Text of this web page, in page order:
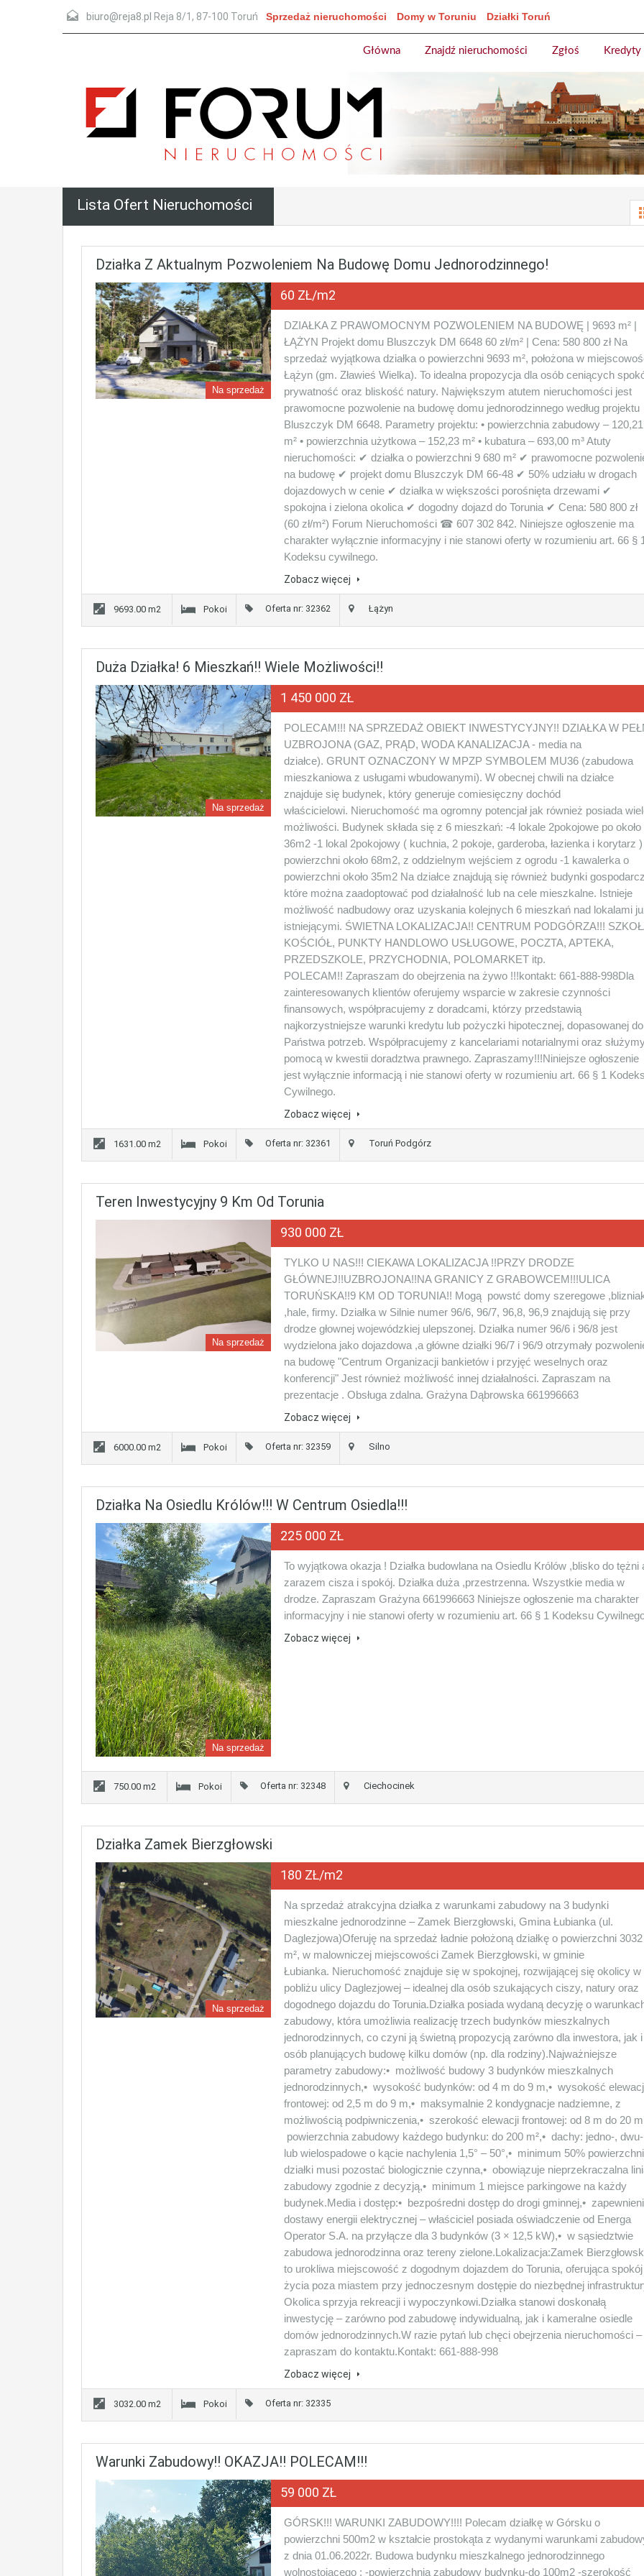
biuro@reja8.pl Reja 8/1 , 87-100 Toruń Sprzedaż nieruchomości Domy w Toruniu Działki Toruń
Główna Znajdź nieruchomości Zgłoś Kredyty
Lista Ofert Nieruchomości
Działka Z Aktualnym Pozwoleniem Na Budowę Domu Jednorodzinnego!
Na sprzedaż
60 ZŁ/m2
DZIAŁKA Z PRAWOMOCNYM POZWOLENIEM NA BUDOWĘ | 9693 m² |
ŁĄŻYN Projekt domu Bluszczyk DM 6648 60 zł/m² | Cena: 580 800 zł Na
sprzedaż wyjątkowa działka o powierzchni 9693 m², położona w
Łążyn (gm. Zławieś Wielka). To idealna propozycja dla osób ceniących
prywatność oraz bliskość natury. Największym atutem nieruchomości jest
prawomocne pozwolenie na budowę domu jednorodzinnego według projektu
Bluszczyk DM 6648. Parametry projektu: • powierzchnia zabudowy – 120,21
m² • powierzchnia użytkowa – 152,23 m² • kubatura – 693,00 m³ Atuty
nieruchomości: ✔ działka o powierzchni 9 680 m² ✔ prawomocne
na budowę ✔ projekt domu Bluszczyk DM 66-48 ✔ 50% udziału w drogach
dojazdowych w cenie ✔ działka w większości porośnięta drzewami ✔
spokojna i zielona okolica ✔ dogodny dojazd do Torunia ✔ Cena: 580 800 zł
(60 zł/m²) Forum Nieruchomości ☎ 607 302 842. Niniejsze ogłoszenie ma
charakter wyłącznie informacyjny i nie stanowi oferty w rozumieniu art. 66 §
Kodeksu cywilnego.
Zobacz więcej
9693.00 m2 Pokoi Oferta nr: 32362 Łążyn
Duża Działka! 6 Mieszkań!! Wiele Możliwości!!
Na sprzedaż
1 450 000 ZŁ
POLECAM!!! NA SPRZEDAŻ OBIEKT INWESTYCYJNY!! DZIAŁKA W
UZBROJONA (GAZ, PRĄD, WODA KANALIZACJA - media na
działce). GRUNT OZNACZONY W MPZP SYMBOLEM MU36 (zabudowa
mieszkaniowa z usługami wbudowanymi). W obecnej chwili na działce
znajduje się budynek, który generuje comiesięczny dochód
właścicielowi. Nieruchomość ma ogromny potencjał jak również posiada
możliwości. Budynek składa się z 6 mieszkań: -4 lokale 2pokojowe po około
36m2 -1 lokal 2pokojowy ( kuchnia, 2 pokoje, garderoba, łazienka i korytarz
powierzchni około 68m2, z oddzielnym wejściem z ogrodu -1 kawalerka o
powierzchni około 35m2 Na działce znajdują się również budynki
które można zaadoptować pod działalność lub na cele mieszkalne. Istnieje
możliwość nadbudowy oraz uzyskania kolejnych 6 mieszkań nad lokalami
istniejącymi. ŚWIETNA LOKALIZACJA!! CENTRUM PODGÓRZA!!!
KOŚCIÓŁ, PUNKTY HANDLOWO USŁUGOWE, POCZTA, APTEKA,
PRZEDSZKOLE, PRZYCHODNIA, POLOMARKET itp.
POLECAM!! Zapraszam do obejrzenia na żywo !!!kontakt: 661-888-998Dla
zainteresowanych klientów oferujemy wsparcie w zakresie czynności
finansowych, współpracujemy z doradcami, którzy przedstawią
najkorzystniejsze warunki kredytu lub pożyczki hipotecznej, dopasowanej do
Państwa potrzeb. Współpracujemy z kancelariami notarialnymi oraz
pomocą w kwestii doradztwa prawnego. Zapraszamy!!!Niniejsze ogłoszenie
jest wyłącznie informacją i nie stanowi oferty w rozumieniu art. 66 § 1
Cywilnego.
Zobacz więcej
1631.00 m2 Pokoi Oferta nr: 32361 Toruń Podgórz
Teren Inwestycyjny 9 Km Od Torunia
Na sprzedaż
930 000 ZŁ
TYLKO U NAS!!! CIEKAWA LOKALIZACJA !!PRZY DRODZE
GŁÓWNEJ!!UZBROJONA!!NA GRANICY Z GRABOWCEM!!!ULICA
TORUŃSKA!!9 KM OD TORUNIA!! Mogą powstć domy szeregowe
,hale, firmy. Działka w Silnie numer 96/6, 96/7, 96,8, 96,9 znajdują się przy
drodze głownej wojewódzkiej ulepszonej. Działka numer 96/6 i 96/8 jest
wydzielona jako dojazdowa ,a główne działki 96/7 i 96/9 otrzymały
na budowę "Centrum Organizacji bankietów i przyjęć weselnych oraz
konferencji" Jest również możliwość innej działalności. Zapraszam na
prezentacje . Obsługa zdalna. Grażyna Dąbrowska 661996663
Zobacz więcej
6000.00 m2 Pokoi Oferta nr: 32359 Silno
Działka Na Osiedlu Królów!!! W Centrum Osiedla!!!
Na sprzedaż
225 000 ZŁ
To wyjątkowa okazja ! Działka budowlana na Osiedlu Królów ,blisko do tężni
zarazem cisza i spokój. Działka duża ,przestrzenna. Wszystkie media w
drodze. Zapraszam Grażyna 661996663 Niniejsze ogłoszenie ma charakter
informacyjny i nie stanowi oferty w rozumieniu art. 66 § 1 Kodeksu
Zobacz więcej
750.00 m2 Pokoi Oferta nr: 32348 Ciechocinek
Działka Zamek Bierzgłowski
Na sprzedaż
180 ZŁ/m2
Na sprzedaż atrakcyjna działka z warunkami zabudowy na 3 budynki
mieszkalne jednorodzinne – Zamek Bierzgłowski, Gmina Łubianka (ul.
Daglezjowa)Oferuję na sprzedaż ładnie położoną działkę o powierzchni 3032
m², w malowniczej miejscowości Zamek Bierzgłowski, w gminie
Łubianka. Nieruchomość znajduje się w spokojnej, rozwijającej się okolicy w
pobliżu ulicy Daglezjowej – idealnej dla osób szukających ciszy, natury oraz
dogodnego dojazdu do Torunia.Działka posiada wydaną decyzję o
zabudowy, która umożliwia realizację trzech budynków mieszkalnych
jednorodzinnych, co czyni ją świetną propozycją zarówno dla inwestora, jak i
osób planujących budowę kilku domów (np. dla rodziny).Najważniejsze
parametry zabudowy:•⁠ ⁠możliwość budowy 3 budynków mieszkalnych
jednorodzinnych,•⁠ ⁠wysokość budynków: od 4 m do 9 m,•⁠ ⁠wysokość
frontowej: od 2,5 m do 9 m,•⁠ ⁠maksymalnie 2 kondygnacje nadziemne, z
możliwością podpiwniczenia,•⁠ ⁠szerokość elewacji frontowej: od 8 m do 20
⁠powierzchnia zabudowy każdego budynku: do 200 m²,•⁠ ⁠dachy: jedno-, dwu-
lub wielospadowe o kącie nachylenia 1,5° – 50°,•⁠ ⁠minimum 50% powierzchni
działki musi pozostać biologicznie czynna,•⁠ ⁠obowiązuje nieprzekraczalna
zabudowy zgodnie z decyzją,•⁠ ⁠minimum 1 miejsce parkingowe na każdy
budynek.Media i dostęp:•⁠ ⁠bezpośredni dostęp do drogi gminnej,•⁠
dostawy energii elektrycznej – właściciel posiada oświadczenie od Energa
Operator S.A. na przyłącze dla 3 budynków (3 × 12,5 kW),•⁠ ⁠w sąsiedztwie
zabudowa jednorodzinna oraz tereny zielone.Lokalizacja:Zamek
to urokliwa miejscowość z dogodnym dojazdem do Torunia, oferująca spokój
życia poza miastem przy jednoczesnym dostępie do niezbędnej
Okolica sprzyja rekreacji i wypoczynkowi.Działka stanowi doskonałą
inwestycję – zarówno pod zabudowę indywidualną, jak i kameralne osiedle
domów jednorodzinnych.W razie pytań lub chęci obejrzenia nieruchomości –
zapraszam do kontaktu.Kontakt: 661-888-998
Zobacz więcej
3032.00 m2 Pokoi Oferta nr: 32335
Warunki Zabudowy!! OKAZJA!! POLECAM!!!
59 000 ZŁ
GÓRSK!!! WARUNKI ZABUDOWY!!!! Polecam działkę w Górsku o
powierzchni 500m2 w kształcie prostokąta z wydanymi warunkami
z dnia 01.06.2022r. Budowa budynku mieszkalnego jednorodzinnego
wolnostojącego : -powierzchnia zabudowy budynku-do 100m2 -szerokość